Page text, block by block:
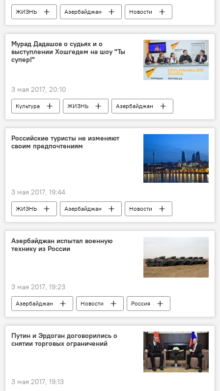
ЖИЗНЬ Азербайджан
Новости
Экономика
AZAL
Экология
билет
Мурад Дадашов о судьях и о
выступлении Хошгедем на шоу "Ты
супер!"
3 мая 2017, 20:10
Культура ЖИЗНЬ
Азербайджан
Новости
Россия
Азиз Алиев
Хошгедем Мехтиева
Мурад Дадашев
Sputnik
НТВ
Российские туристы не изменяют
своим предпочтениям
3 мая 2017, 19:44
ЖИЗНЬ Азербайджан
Новости
Россия
Баку
Россия
ТурСтат
Отдых
Туристический климат в Азербайджане
Азербайджан испытал военную
технику из России
3 мая 2017, 19:23
Азербайджан Новости
Россия
Россия
Минобороны АР
Боевые стрельбы
Путин и Эрдоган договорились о
снятии торговых ограничений
3 мая 2017, 19:13